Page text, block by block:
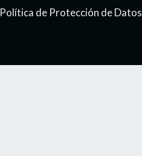
Política de Protección de Datos